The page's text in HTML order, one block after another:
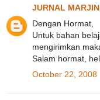
JURNAL
Dengan Hormat,
Untuk bahan
mengirimkan
Salam hormat,
October 22, 2008